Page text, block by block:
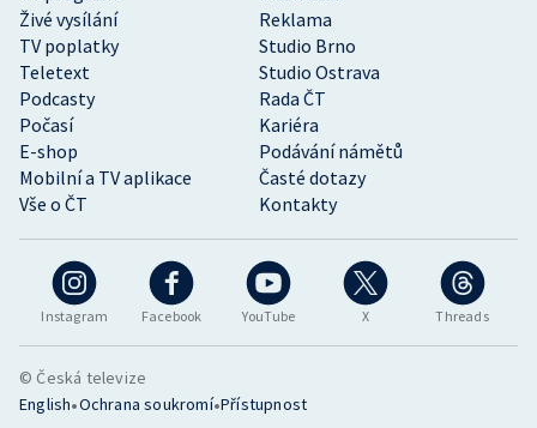
Instagram Facebook YouTube X Threads
Živé vysílání
Reklama
TV poplatky
Studio Brno
Teletext
Studio Ostrava
Podcasty
Rada ČT
Počasí
Kariéra
E-shop
Podávání námětů
Mobilní a TV aplikace
Časté dotazy
Vše o ČT
Kontakty
© Česká televize
English•Ochrana soukromí•Přístupnost